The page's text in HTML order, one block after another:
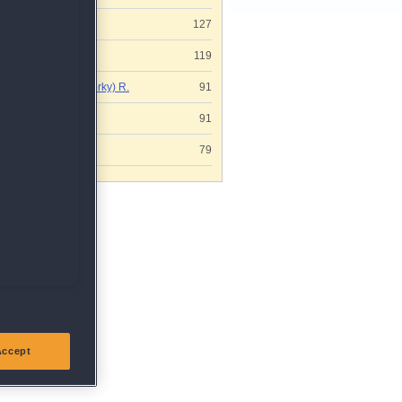
127
119
Gaby (Webworky) R. 91
91
79